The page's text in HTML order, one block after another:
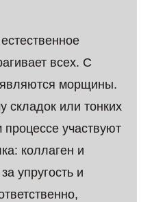
всех. С
морщины.
или тонких
участвуют
коллаген и
упругость и